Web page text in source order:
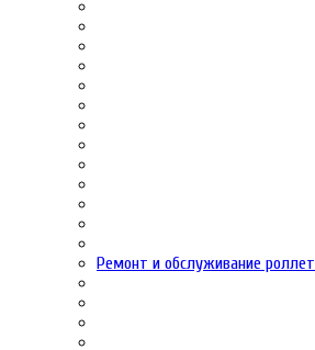
Ремонт и обслуживание роллет